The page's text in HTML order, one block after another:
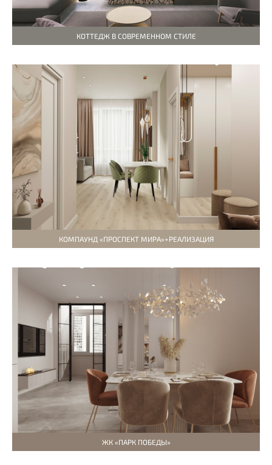
КОТТЕДЖ В СОВРЕМЕННОМ СТИЛЕ
КОМПАУНД «ПРОСПЕКТ МИРА»+РЕАЛИЗАЦИЯ
ЖК «ПАРК ПОБЕДЫ»